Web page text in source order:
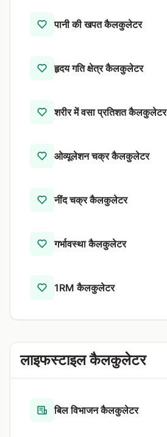
पानी की खपत कैलकुलेटर
हृदय गति क्षेत्र कैलकुलेटर
शरीर में वसा प्रतिशत कैलकुलेटर
ओव्यूलेशन चक्र कैलकुलेटर
नींद चक्र कैलकुलेटर
गर्भावस्था कैलकुलेटर
1RM कैलकुलेटर
लाइफस्टाइल कैलकुलेटर
बिल विभाजन कैलकुलेटर